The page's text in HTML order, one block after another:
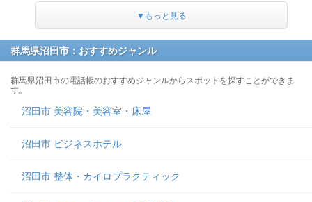
▼もっと見る
群馬県沼田市：おすすめジャンル
群馬県沼田市の電話帳のおすすめジャンルからスポットを探すことができま
す。
沼田市 美容院・美容室・床屋
沼田市 ビジネスホテル
沼田市 整体・カイロプラクティック